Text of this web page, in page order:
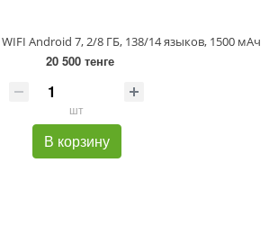
Android 7, 2/8 ГБ, 138/14 языков, 1500 мАч
20 500 тенге
шт
В корзину